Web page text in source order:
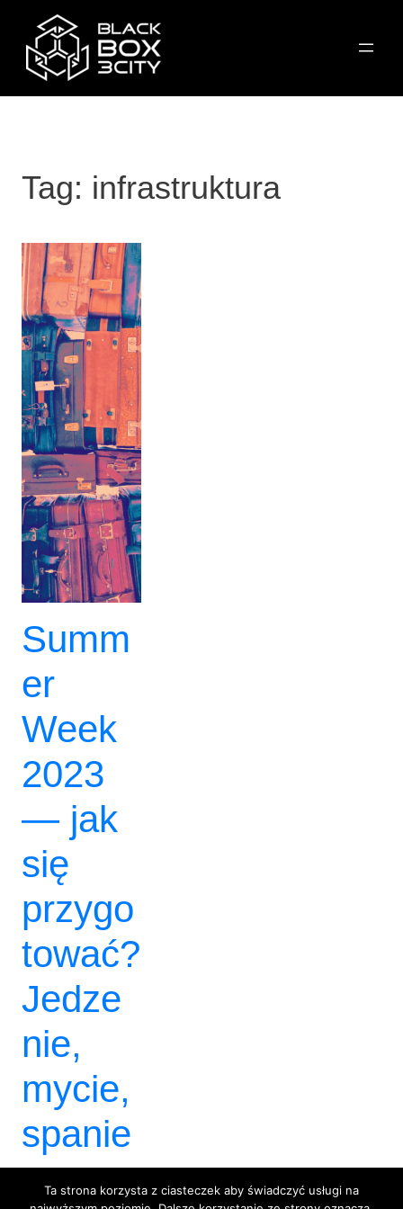
Tag: infrastruktura
Summ
er
Week
2023
— jak
się
przygo
tować?
Jedze
nie,
mycie,
spanie
.
Ta strona korzysta z ciasteczek aby świadczyć usługi na